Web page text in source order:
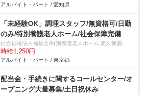
アルバイト・パート / 愛知県
「未経験OK」調理スタッフ/無資格可/日勤
のみ/特別養護老人ホーム/社会保障完備
社会福祉法人福信会/特別養護老人ホーム 麦久保園
時給1,250円
アルバイト・パート / 東京都
配当金・手続きに関するコールセンター/オ
ープニング大量募集/土日祝休み